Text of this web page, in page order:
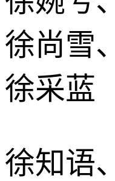
徐尚雪
徐采蓝
徐知语